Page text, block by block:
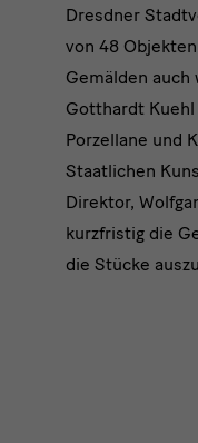
Dresdner
von 48
Gemälden auch
Gotthardt Kuehl
Porzellane und
Staatlichen
Direktor,
kurzfristig die
die Stücke